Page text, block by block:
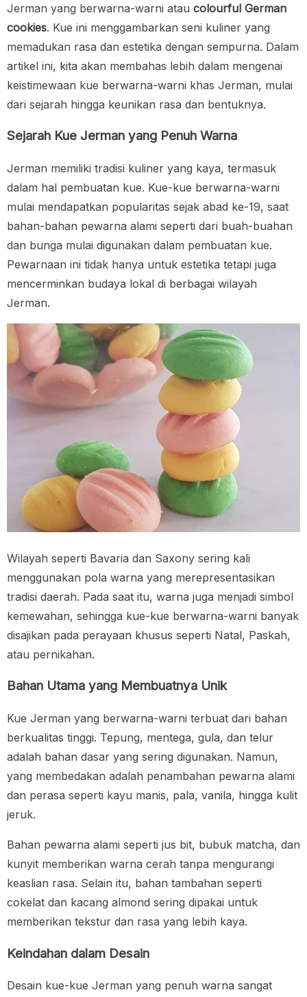
Jerman yang berwarna-warni atau colourful German
cookies. Kue ini menggambarkan seni kuliner yang
memadukan rasa dan estetika dengan sempurna. Dalam
artikel ini, kita akan membahas lebih dalam mengenai
keistimewaan kue berwarna-warni khas Jerman, mulai
dari sejarah hingga keunikan rasa dan bentuknya.
Sejarah Kue Jerman yang Penuh Warna
Jerman memiliki tradisi kuliner yang kaya, termasuk
dalam hal pembuatan kue. Kue-kue berwarna-warni
mulai mendapatkan popularitas sejak abad ke-19, saat
bahan-bahan pewarna alami seperti dari buah-buahan
dan bunga mulai digunakan dalam pembuatan kue.
Pewarnaan ini tidak hanya untuk estetika tetapi juga
mencerminkan budaya lokal di berbagai wilayah
Jerman.
Wilayah seperti Bavaria dan Saxony sering kali
menggunakan pola warna yang merepresentasikan
tradisi daerah. Pada saat itu, warna juga menjadi simbol
kemewahan, sehingga kue-kue berwarna-warni banyak
disajikan pada perayaan khusus seperti Natal, Paskah,
atau pernikahan.
Bahan Utama yang Membuatnya Unik
Kue Jerman yang berwarna-warni terbuat dari bahan
berkualitas tinggi. Tepung, mentega, gula, dan telur
adalah bahan dasar yang sering digunakan. Namun,
yang membedakan adalah penambahan pewarna alami
dan perasa seperti kayu manis, pala, vanila, hingga kulit
jeruk.
Bahan pewarna alami seperti jus bit, bubuk matcha, dan
kunyit memberikan warna cerah tanpa mengurangi
keaslian rasa. Selain itu, bahan tambahan seperti
cokelat dan kacang almond sering dipakai untuk
memberikan tekstur dan rasa yang lebih kaya.
Keindahan dalam Desain
Desain kue-kue Jerman yang penuh warna sangat